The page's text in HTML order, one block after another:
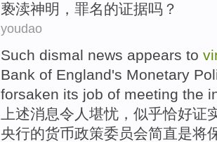
亵渎神明，罪名的证据吗？
youdao
Such dismal news appears to
Bank of England's Monetary
forsaken its job of meeting the
上述消息令人堪忧 ， 似乎恰好证
央行的货币政策委员会简直是将